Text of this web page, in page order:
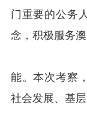
门重要的公务
念，积极服务
革，助
能。本次考察
社会发展、基